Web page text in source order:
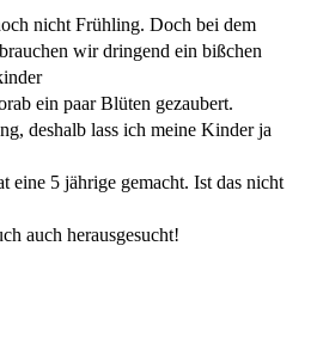
nicht Frühling. Doch bei dem
wir dringend ein bißchen
ein paar Blüten gezaubert.
deshalb lass ich meine Kinder ja
eine 5 jährige gemacht. Ist das nicht
auch herausgesucht!